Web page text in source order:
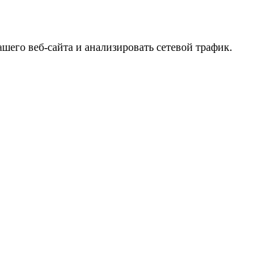
веб-сайта и анализировать сетевой трафик.